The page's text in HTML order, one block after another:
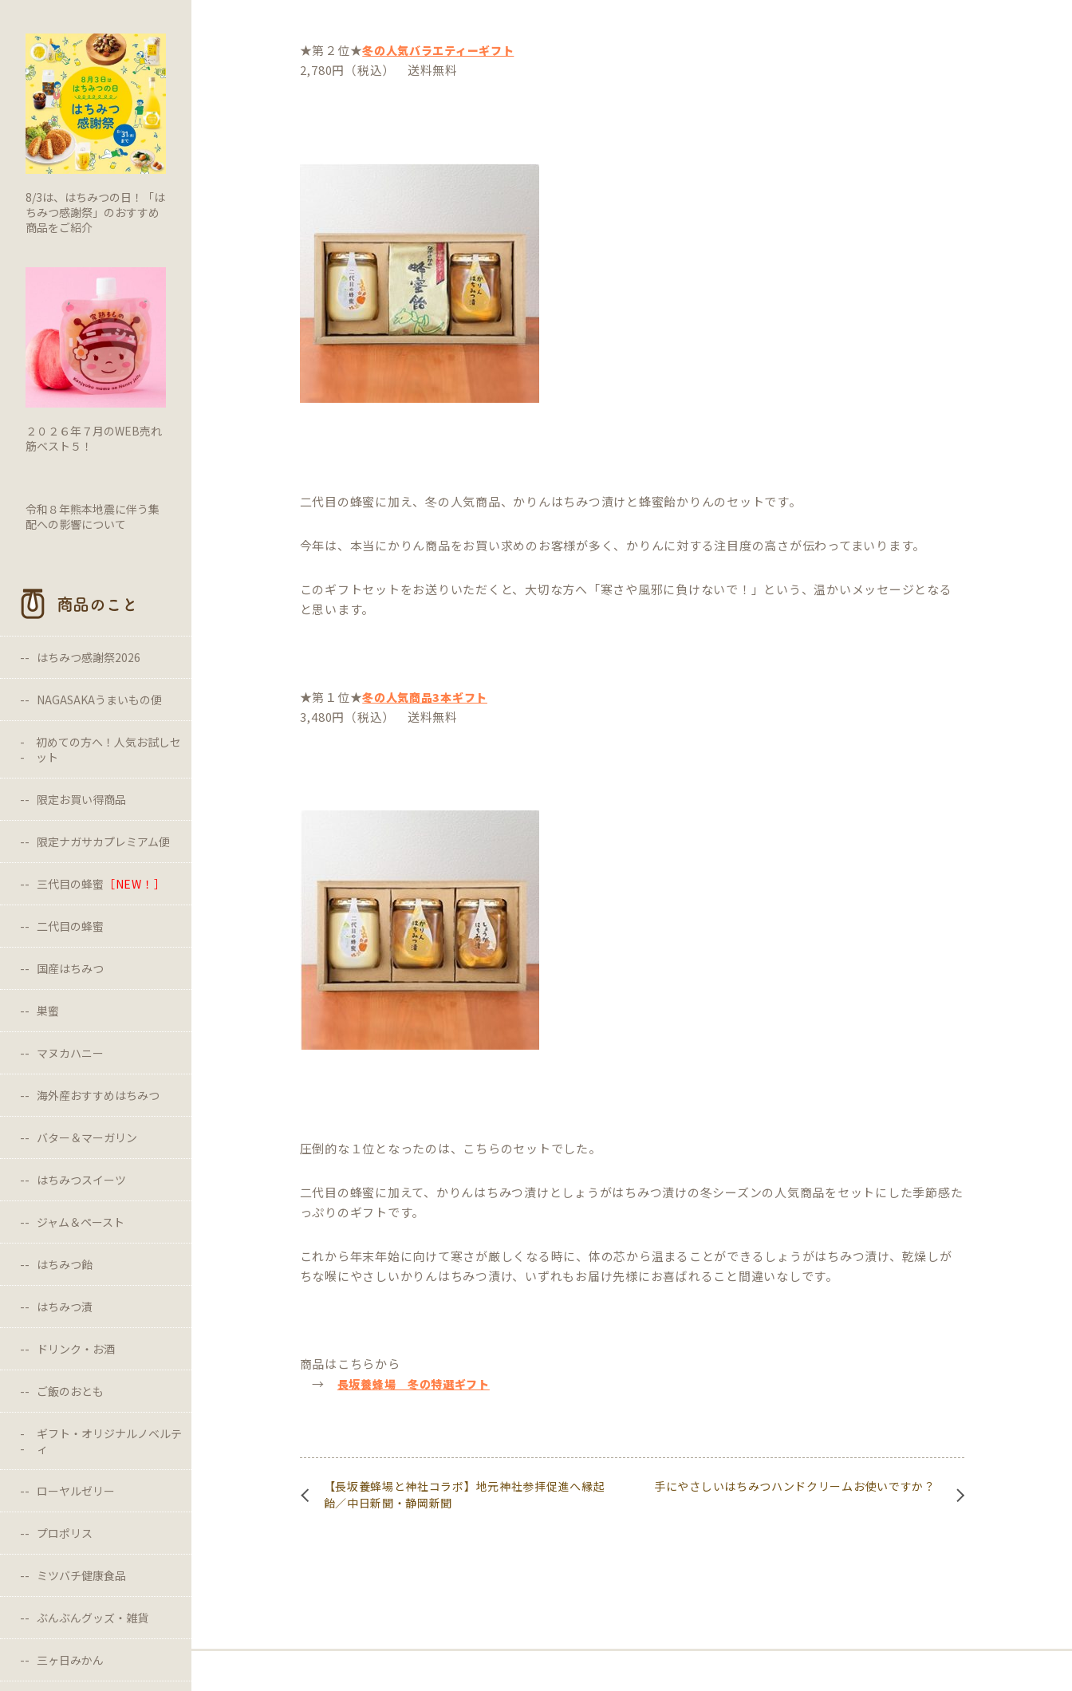
8/3は、はちみつの日！「は
ちみつ感謝祭」のおすすめ
商品をご紹介
２０２６年７月のWEB売れ
筋ベスト５！
令和８年熊本地震に伴う集
配への影響について
商品のこと
はちみつ感謝祭2026
NAGASAKAうまいもの便
初めての方へ！人気お試しセ
ット
限定お買い得商品
限定ナガサカプレミアム便
三代目の蜂蜜 ［NEW！］
二代目の蜂蜜
国産はちみつ
巣蜜
マヌカハニー
海外産おすすめはちみつ
バター＆マーガリン
はちみつスイーツ
ジャム＆ペースト
はちみつ飴
はちみつ漬
ドリンク・お酒
ご飯のおとも
ギフト・オリジナルノベルテ
ィ
ローヤルゼリー
プロポリス
ミツバチ健康食品
ぶんぶんグッズ・雑貨
三ヶ日みかん
★第２位★冬の人気バラエティーギフト
2,780円（税込） 送料無料
二代目の蜂蜜に加え、冬の人気商品、かりんはちみつ漬けと蜂蜜飴かりんのセットです。
今年は、本当にかりん商品をお買い求めのお客様が多く、かりんに対する注目度の高さが伝わってまいります。
このギフトセットをお送りいただくと、大切な方へ「寒さや風邪に負けないで！」という、温かいメッセージとなる
と思います。
★第１位★冬の人気商品3本ギフト
3,480円（税込） 送料無料
圧倒的な１位となったのは、こちらのセットでした。
二代目の蜂蜜に加えて、かりんはちみつ漬けとしょうがはちみつ漬けの冬シーズンの人気商品をセットにした季節感た
っぷりのギフトです。
これから年末年始に向けて寒さが厳しくなる時に、体の芯から温まることができるしょうがはちみつ漬け、乾燥しが
ちな喉にやさしいかりんはちみつ漬け、いずれもお届け先様にお喜ばれること間違いなしです。
商品はこちらから
→ 長坂養蜂場 冬の特選ギフト
【長坂養蜂場と神社コラボ】地元神社参拝促進へ縁起
飴／中日新聞・静岡新聞
手にやさしいはちみつハンドクリームお使いですか？